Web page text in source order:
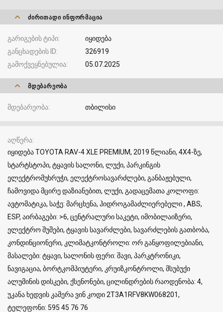
ᲫᲘᲠᲘᲗᲐᲓᲘ ᲘᲜᲤᲝᲠᲛᲐᲪᲘᲐ
გარიგების ტიპი
იყიდება
განცხადების ID
326919
გამოქვეყნებულია
05.07.2025
ᲛᲓᲔᲑᲐᲠᲔᲝᲑᲐ
მდებარეობა თბილისი
აღწერა
იყიდება TOYOTA RAV-4 XLE PREMIUM, 2019 წლიანი, 4X4-ზე,
სტარტსტოპი, ტყავის სალონი, ლუქი, პარკინგის
ელექტრომუხრუჭი, ელექტროსავარძლები, განბაჟებული,
ჩამოვიდა მცირე დაზიანებით, ლუქი, გადაცემათა კოლოფი:
ავტომატიკა, საჭე: მარცხენა, ჰიდროგამაძლიერებელი , ABS,
ESP, აირბაგები: >6, ცენტრალური საკეტი, იმობილაიზერი,
ელექტრო შუშები, ტყავის სავარძლები, სავარძლების გათბობა,
კონდინციონერი, კლიმატკონტროლი: ორ განყოფილებიანი,
მასალები: ტყავი, სალონის ფერი: შავი, პარკტრონიკი,
ნავიგაცია, ბორტკომპიუტერი, კრუიზკონტროლი, მსუბუქი
ალუმინის დისკები, ქსენონები, ცილინდრების რაოდენობა: 4,
უკანა ხედვის კამერა ვინ კოდი 2T3A1RFV8KW068201,
ტელეფონი: 595 45 76 76